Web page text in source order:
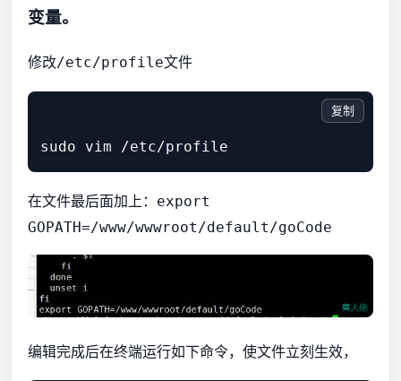
变量。
修改/etc/profile文件
复制
在文件最后面加上： export
GOPATH=/www/wwwroot/default/goCode
编辑完成后在终端运行如下命令，使文件立刻生效，